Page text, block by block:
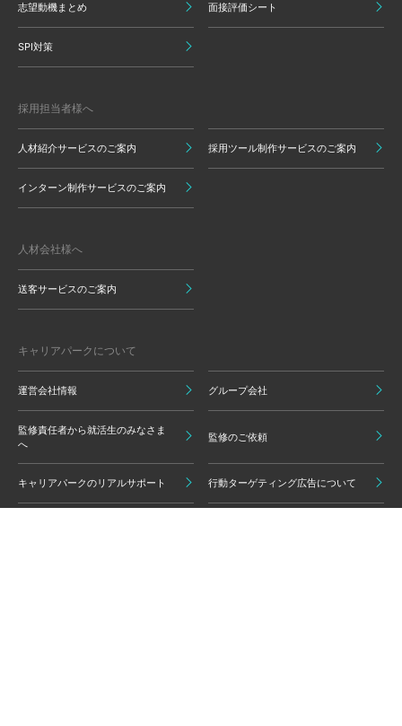
志望動機まとめ 面接評価シート
SPI対策
採用担当者様へ
人材紹介サービスのご案内 採用ツール制作サービスのご案内
インターン制作サービスのご案内
人材会社様へ
送客サービスのご案内
キャリアパークについて
運営会社情報 グループ会社
監修責任者から就活生のみなさま
へ
監修のご依頼
キャリアパークのリアルサポート 行動ターゲティング広告について